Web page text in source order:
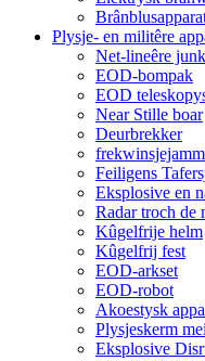
Plysje- en militêre
Net-lineêre
EOD-bompak
EOD
Near Stille boar
Deurbrekker
Feiligens
Eksplosive en
Radar troch de
Kûgelfrije helm
Kûgelfrij fest
EOD-arkset
EOD-robot
Akoestysk
Plysjeskerm
Eksplosive